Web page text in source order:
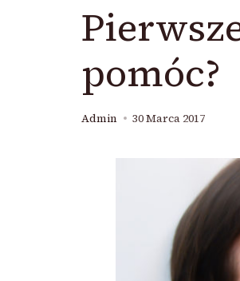
pomóc?
Admin 30 Marca 2017